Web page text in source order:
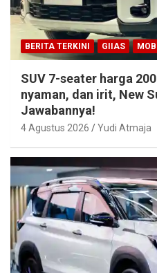
BERITA TERKINI GIIAS
SUV 7-seater harga
nyaman, dan irit, New
Jawabannya!
4 Agustus 2026 Yudi Atmaja